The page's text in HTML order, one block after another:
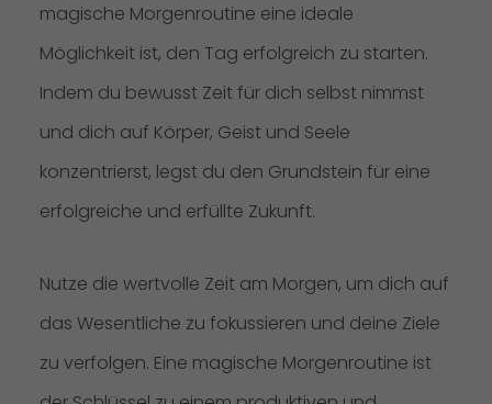
magische Morgenroutine eine ideale
Möglichkeit ist, den Tag erfolgreich zu starten.
Indem du bewusst Zeit für dich selbst nimmst
und dich auf Körper, Geist und Seele
konzentrierst, legst du den Grundstein für eine
erfolgreiche und erfüllte Zukunft.
Nutze die wertvolle Zeit am Morgen, um dich auf
das Wesentliche zu fokussieren und deine Ziele
zu verfolgen. Eine magische Morgenroutine ist